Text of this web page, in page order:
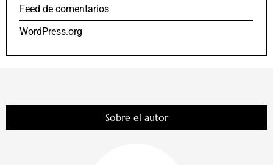
Feed de comentarios
WordPress.org
Sobre el autor